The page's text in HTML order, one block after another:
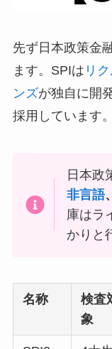
先ず日本政策金
ます。SPIは リ
ンズが独自に開
採用しています。
日本政
非言語
庫はラ
かりと
名称
検査
象